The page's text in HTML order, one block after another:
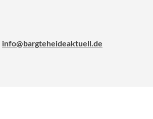
info@bargteheideaktuell.de